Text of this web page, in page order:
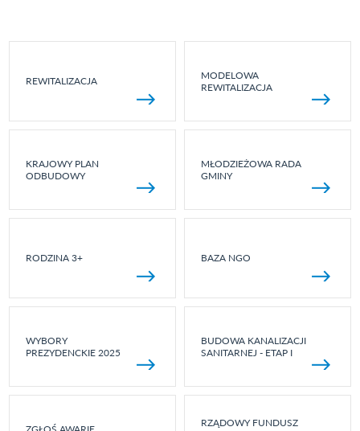
REWITALIZACJA
MODELOWA
REWITALIZACJA
KRAJOWY PLAN
ODBUDOWY
MŁODZIEŻOWA RADA
GMINY
RODZINA 3+ BAZA NGO
WYBORY
PREZYDENCKIE 2025
BUDOWA KANALIZACJI
SANITARNEJ - ETAP I
RZĄDOWY FUNDUSZ